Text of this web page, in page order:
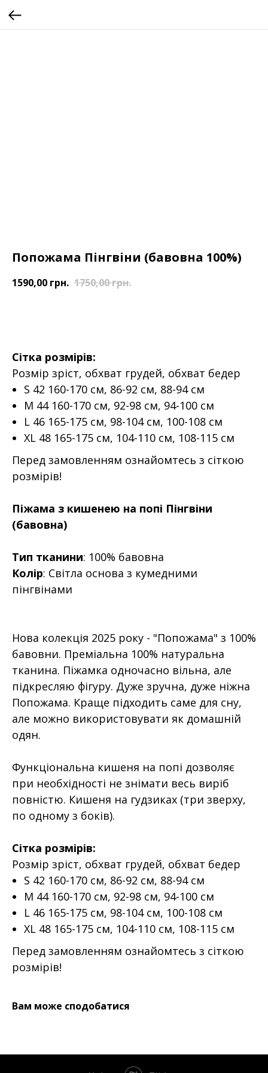
Попожама Пінгвіни (бавовна 100%)
1590,00 грн. 1750,00грн.
Сітка розмірів:
Розмір зріст, обхват грудей, обхват бедер
S 42 160-170 см, 86-92 см, 88-94 см
M 44 160-170 см, 92-98 см, 94-100 см
L 46 165-175 см, 98-104 см, 100-108 см
XL 48 165-175 см, 104-110 см, 108-115 см
Перед замовленням ознайомтесь з сіткою
розмірів!
Піжама з кишенею на попі Пінгвіни
(бавовна)
Тип тканини: 100% бавовна
Колір: Світла основа з кумедними
пінгвінами
Нова колекція 2025 року - "Попожама" з 100%
бавовни. Преміальна 100% натуральна
тканина. Піжамка одночасно вільна, але
підкресляю фігуру. Дуже зручна, дуже ніжна
Попожама. Краще підходить саме для сну,
але можно використовувати як домашній
одян.
Функціональна кишеня на попі дозволяє
при необхідності не знімати весь виріб
повністю. Кишеня на гудзиках (три зверху,
по одному з боків).
Сітка розмірів:
Розмір зріст, обхват грудей, обхват бедер
S 42 160-170 см, 86-92 см, 88-94 см
M 44 160-170 см, 92-98 см, 94-100 см
L 46 165-175 см, 98-104 см, 100-108 см
XL 48 165-175 см, 104-110 см, 108-115 см
Перед замовленням ознайомтесь з сіткою
розмірів!
Вам може сподобатися